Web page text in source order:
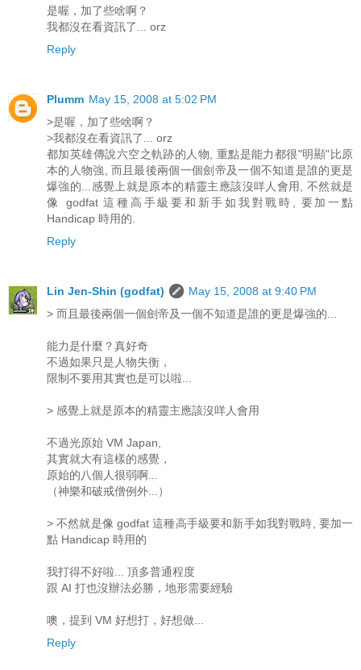
是喔，加了些啥啊？
我都沒在看資訊了... orz
Reply
Plumm May 15, 2008 at 5:02 PM
>是喔，加了些啥啊？
>我都沒在看資訊了... orz
都加英雄傳說六空之軌跡的人物, 重點是能力都很"明顯"比原
本的人物強, 而且最後兩個一個劍帝及一個不知道是誰的更是
爆強的...感覺上就是原本的精靈主應該沒咩人會用, 不然就是
像 godfat 這種高手級要和新手如我對戰時, 要加一點
Handicap 時用的.
Reply
Lin Jen-Shin (godfat)
May 15, 2008 at 9:40 PM
> 而且最後兩個一個劍帝及一個不知道是誰的更是爆強的...
能力是什麼？真好奇
不過如果只是人物失衡，
限制不要用其實也是可以啦...
> 感覺上就是原本的精靈主應該沒咩人會用
不過光原始 VM Japan,
其實就大有這樣的感覺，
原始的八個人很弱啊...
（神樂和破戒僧例外...）
> 不然就是像 godfat 這種高手級要和新手如我對戰時, 要加一
點 Handicap 時用的
我打得不好啦... 頂多普通程度
跟 AI 打也沒辦法必勝，地形需要經驗
噢，提到 VM 好想打，好想做...
Reply